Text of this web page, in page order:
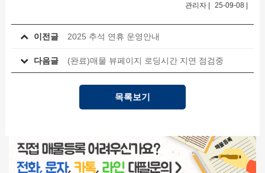
관리자 25-09-08
이전글 2025 추석 연휴 운영안내
다음글 (완료)매물 뷰페이지 로딩시간 지연 점검중
목록보기